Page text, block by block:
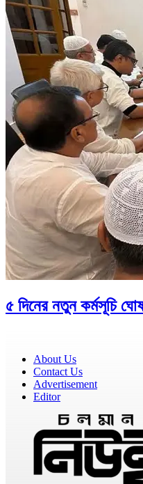
৫ দিনের নতুন কর্মসূচি
About Us
Contact Us
Advertisement
Editor